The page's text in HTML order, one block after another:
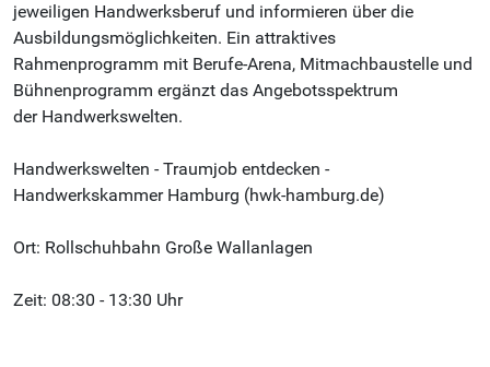
jeweiligen Handwerksberuf und informieren über die
Ausbildungsmöglichkeiten. Ein attraktives
Rahmenprogramm mit Berufe-Arena, Mitmachbaustelle und
Bühnenprogramm ergänzt das Angebotsspektrum
der Handwerkswelten.
Handwerkswelten - Traumjob entdecken -
Handwerkskammer Hamburg (hwk-hamburg.de)
Ort: Rollschuhbahn Große Wallanlagen
Zeit: 08:30 - 13:30 Uhr